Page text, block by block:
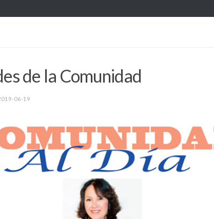
de la Comunidad
06-19